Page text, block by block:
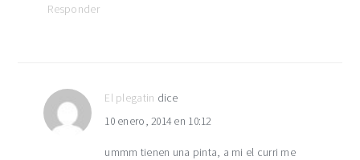
Responder
El plegatin dice
10 enero, 2014 en 10:12
ummm tienen una pinta, a mi el curri me